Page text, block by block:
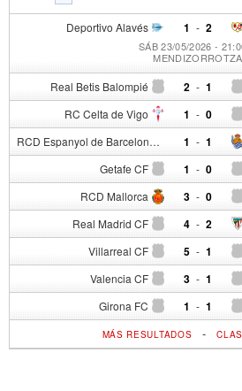
Deportivo Alavés 1 - 2
SÁB 23/05/2026 -
MENDIZORROTZA
Real Betis Balompié 2 - 1
RC Celta de Vigo 1 - 0
RCD Espanyol de Barcelona 1 - 1
Getafe CF 1 - 0
RCD Mallorca 3 - 0
Real Madrid CF 4 - 2
Villarreal CF 5 - 1
Valencia CF 3 - 1
Girona FC 1 - 1
MÁS RESULTADOS -